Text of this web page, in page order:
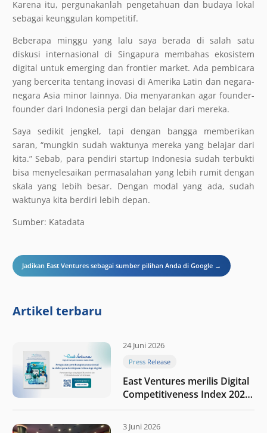
Karena itu, pergunakanlah pengetahuan dan budaya lokal
sebagai keunggulan kompetitif.
Beberapa minggu yang lalu saya berada di salah satu
diskusi internasional di Singapura membahas ekosistem
digital untuk emerging dan frontier market. Ada pembicara
yang bercerita tentang inovasi di Amerika Latin dan negara-
negara Asia minor lainnya. Dia menyarankan agar founder-
founder dari Indonesia pergi dan belajar dari mereka.
Saya sedikit jengkel, tapi dengan bangga memberikan
saran, “mungkin sudah waktunya mereka yang belajar dari
kita.” Sebab, para pendiri startup Indonesia sudah terbukti
bisa menyelesaikan permasalahan yang lebih rumit dengan
skala yang lebih besar. Dengan modal yang ada, sudah
waktunya kita berdiri lebih depan.
Sumber: Katadata
Jadikan East Ventures sebagai sumber pilihan Anda di Google →
Artikel terbaru
24 Juni 2026
Press Release
East Ventures merilis Digital
Competitiveness Index 2026,
menyoroti fase transformasi
digital Indonesia selanjutnya
3 Juni 2026